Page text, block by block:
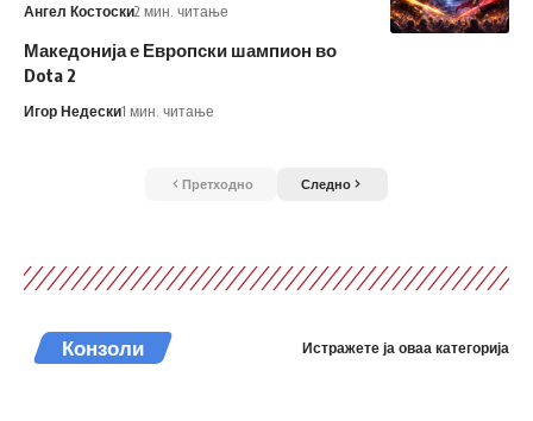
Ангел Костоски2 мин. читање
Македонија е Европски шампион во
Dota 2
Игор Недески1 мин. читање
Претходно Следно
Конзоли Истражете ја оваа категорија